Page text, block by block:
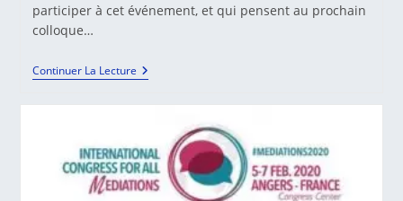
participer à cet événement, et qui pensent au prochain
colloque…
Continuer La Lecture«
La
Cœur
D’un
Monde